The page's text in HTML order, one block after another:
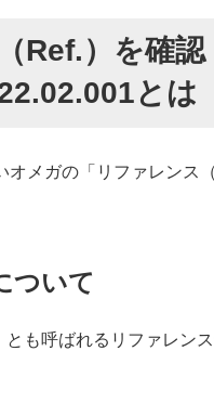
Ref.）を確
とは
メガの「リファレンス
ついて
も呼ばれるリファレン